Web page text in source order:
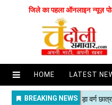
जिले का पहला ऑनलाइन न्यूज़
HOME LATEST